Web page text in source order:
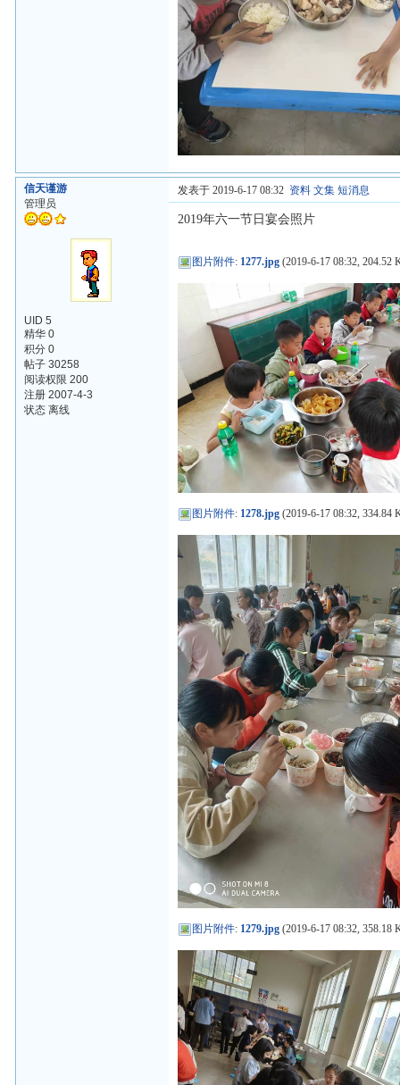
信天谨游
管理员
UID 5
精华 0
积分 0
帖子 30258
阅读权限 200
注册 2007-4-3
状态 离线
发表于 2019-6-17 08:32 资料 文集 短消息
2019年六一节日宴会照片
图片附件: 1277.jpg (2019-6-17 08:32, 204.52
图片附件: 1278.jpg (2019-6-17 08:32, 334.84
图片附件: 1279.jpg (2019-6-17 08:32, 358.18